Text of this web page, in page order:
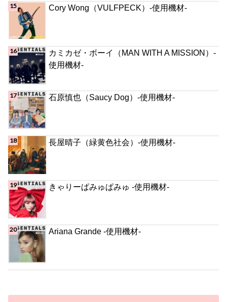
Cory Wong（VULFPECK）-使用機材-
カミカゼ・ボーイ（MAN WITH A MISSION）-
使用機材-
石原慎也（Saucy Dog）-使用機材-
長屋晴子（緑黄色社会）-使用機材-
きゃりーぱみゅぱみゅ -使用機材-
Ariana Grande -使用機材-